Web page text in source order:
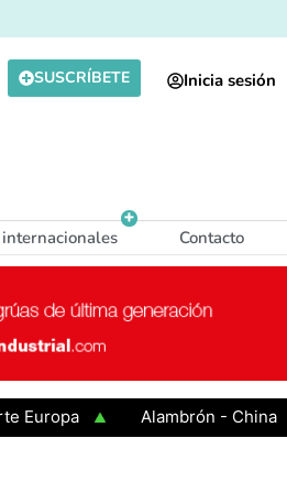
SUSCRÍBETE Inicia sesión
Contacto
Alambrón - China